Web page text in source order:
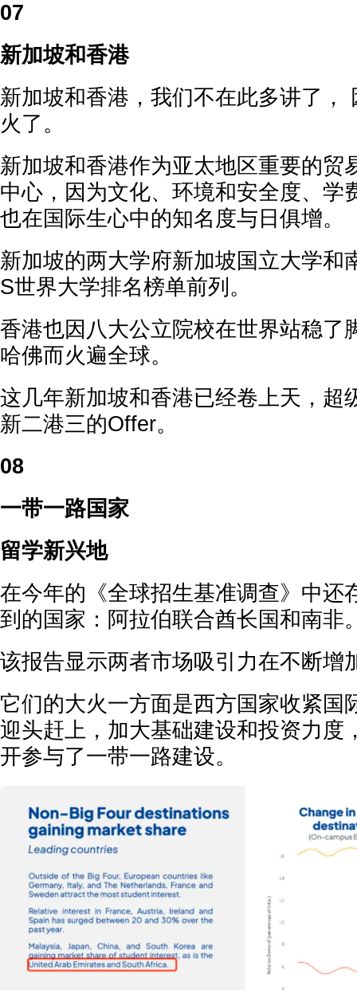
07
新加坡和香港
新加坡和香港，我们不在此多讲了，
火了。
新加坡和香港作为亚太地区重要的贸
中心，因为文化、环境和安全度、学
也在国际生心中的知名度与日俱增。
新加坡的两大学府新加坡国立大学和
S世界大学排名榜单前列。
香港也因八大公立院校在世界站稳了
哈佛而火遍全球。
这几年新加坡和香港已经卷上天，超
新二港三的Offer。
08
一带一路国家
留学新兴地
在今年的《全球招生基准调查》中还
到的国家：阿拉伯联合酋长国和南非
该报告显示两者市场吸引力在不断增
它们的大火一方面是西方国家收紧国
迎头赶上，加大基础建设和投资力度
开参与了一带一路建设。